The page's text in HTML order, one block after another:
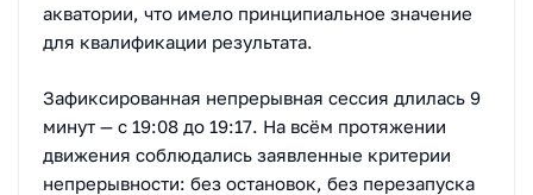
акватории, что имело принципиальное значение
для квалификации результата.
Зафиксированная непрерывная сессия длилась 9
минут — с 19:08 до 19:17. На всём протяжении
движения соблюдались заявленные критерии
непрерывности: без остановок, без перезапуска